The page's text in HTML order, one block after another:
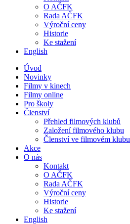
O AČFK
Rada AČFK
Výroční ceny
Historie
Ke stažení
English
Úvod
Novinky
Filmy v kinech
Filmy online
Pro školy
Členství
Přehled filmových klubů
Založení filmového klubu
Členství ve filmovém klubu
Akce
O nás
Kontakt
O AČFK
Rada AČFK
Výroční ceny
Historie
Ke stažení
English